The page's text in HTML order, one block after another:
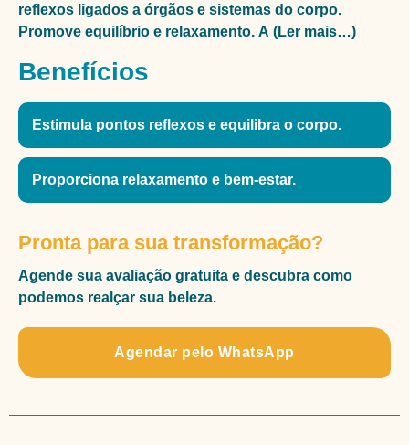
reflexos ligados a órgãos e sistemas do corpo.
Promove equilíbrio e relaxamento. A (Ler mais…)
Benefícios
Estimula pontos reflexos e equilibra o corpo.
Proporciona relaxamento e bem-estar.
Pronta para sua transformação?
Agende sua avaliação gratuita e descubra como
podemos realçar sua beleza.
Agendar pelo WhatsApp